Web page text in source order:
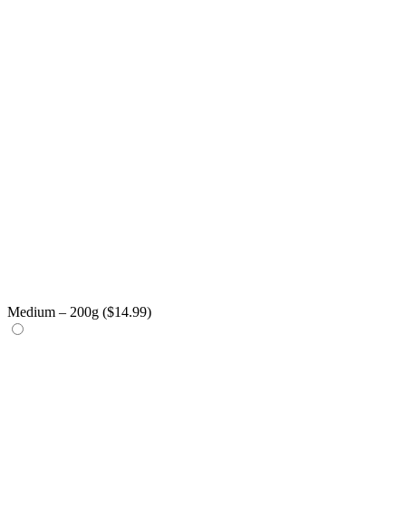
Medium – 200g ($14.99)